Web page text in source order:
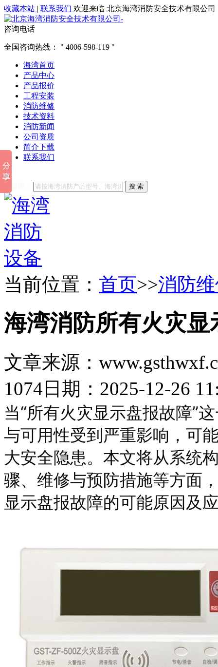
收藏本站 | 联系我们 欢迎来临 北京海湾消防安全技术有限公司
咨询电话
全国咨询热线： 4006-598-119
海湾首页
产品中心
产品报价
工程安装
消防维修
技术资料
消防新闻
公司资质
简介下载
联系我们
他们都在搜索:
搜 索
当前位置： 首页>>消防
海湾消防所有火灾
文章来源：
1074 日期：2025-12-26
当“所有火灾显示盘报故障”
与可用性受到严重影响，可
大安全隐患。本文将从系统
骤、维修与预防措施等方面
显示盘报故障的可能原因及